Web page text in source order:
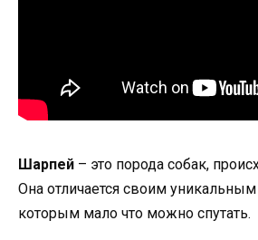
Шарпей – это порода собак,
Она отличается своим
которым мало что можно спутать.